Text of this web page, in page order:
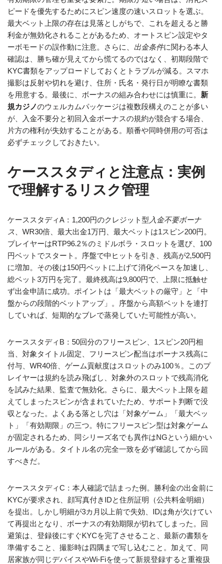
ピードを優先するためにスピン速度の速いスロットを選ぶ。
最大ベット上限の存在は見落としがちで、これを超えると勝
利金が無効化されることがあるため、オートスピン設定やタ
ーボモードの誤作動に注意。さらに、 出金条件に関わる本人
確認は、勝ち確が見えてから慌てるのではなく、初期段階で
KYC書類をアップロードしておくとトラブルが減る。スマホ
撮影は反射や切れを避け、住所・氏名・発行日が明瞭な書類
を用意する。最後に、ボーナスの組み合わせには慎重に。 新
規カジノのウェルカムパッケージは複数段構えのことが多い
が、入金不要分と初回入金ボーナスの規約が競合する場合、
片方の権利が失効することがある。順番や同時併用の可否は
必ずチェックしておきたい。
ケーススタディと注意点：実例
で理解するリスク管理
ケーススタディA：1,200円のクレジット型 入金不要ボーナ
ス 、WR30倍、最大出金1万円、最大ベットは1スピン200円。
プレイヤーはRTP96.2％のミドルボラ・スロットを選び、100
円ベットでスタート。序盤で中ヒットを引き、残高が2,500円
に増加。その後は150円ベットに上げて消化ペースを加速し、
総ベット3万円を完了。最終残高は9,800円で、上限に抵触せ
ず出金申請に成功。ポイントは「最大ベットの厳守」と「中
盤からの段階的ベットアップ」。序盤から高額ベットを連打
していれば、短期的なブレで蒸発していた可能性が高い。
ケーススタディB：50回分のフリースピン、1スピン20円相
当、対象タイトル固定、フリースピン配当はボーナス残高に
付与、WR40倍、ゲーム貢献度はスロットのみ100％。このプ
レイヤーは規約を読み飛ばし、対象外のスロットで残高消化
を試みた結果、監査で無効化。さらに、最大ベット上限を超
えてしまったスピンが含まれていたため、サポート判断で没
収となった。よくある落とし穴は「対象ゲーム」「最大ベッ
ト」「有効期限」の三つ。特にフリースピン型は対象ゲーム
が固定されるため、同シリーズ名でも異作はNGという細かい
ルールがある。タイトル名の完全一致を必ず確認してから回
すべきだ。
ケーススタディC：本人確認で詰まった例。勝利金の出金前に
KYCが要求され、顔写真付きIDと住所証明（公共料金明細）
を提出。しかし明細が3カ月以上前で失効、IDは角が欠けてい
て再提出となり、ボーナスの有効期限が切れてしまった。回
避策は、登録後にすぐKYCを完了させること、最新の書類を
準備すること、撮影時は四隅まで写し込むこと。加えて、同
居家族が同じデバイスやWi‑Fiを使って新規登録すると重複扱